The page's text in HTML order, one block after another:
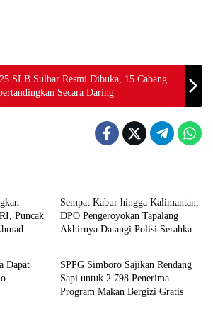
SLB Sulbar Resmi Dibuka, 15 Cabang
Secara Daring
Puncak
Sempat Kabur hingga Kalimantan,
DPO Pengeroyokan Tapalang
Akhirnya Datangi Polisi Serahkan
Dapat
Mamuju
SPPG Simboro Sajikan Rendang
Sapi untuk 2.798 Penerima
Program Makan Bergizi Gratis
Mamuju